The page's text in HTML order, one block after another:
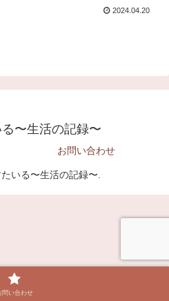
2024.04.20
〜生活の記録〜
お問い合わせ
いる〜生活の記録〜.
問い合わせ